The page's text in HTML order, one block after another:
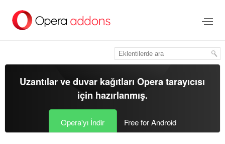
içeriğe
Uzantılar ve duvar kağıtlarıOpera tarayıcısı
için hazırlanmış.
Opera'yı İndir Free for Android